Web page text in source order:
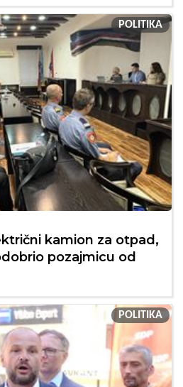
POLITIKA
kamion za otpad,
pozajmicu od
POLITIKA